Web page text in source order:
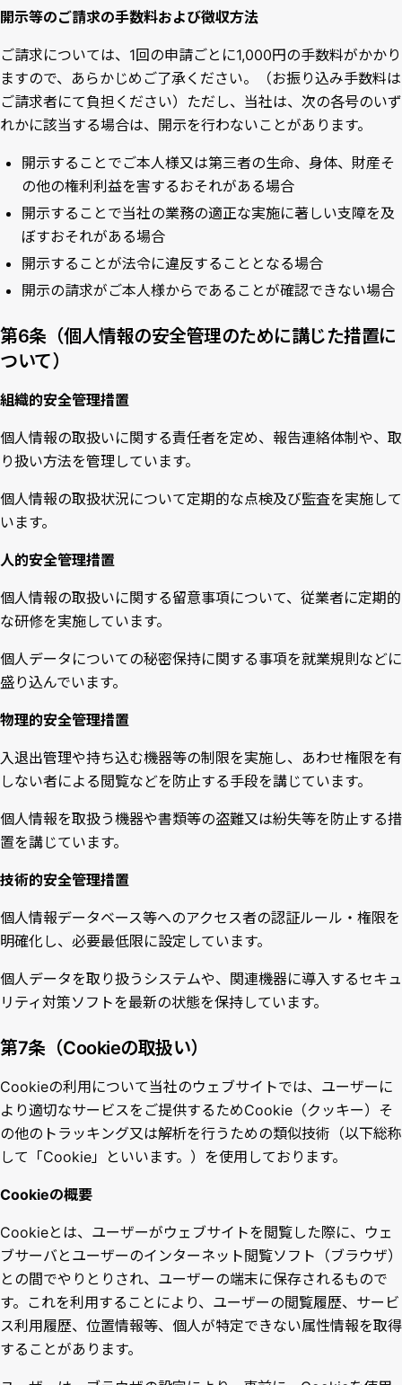
開示等のご請求の手数料および徴収方法
ご請求については、1回の申請ごとに1,000円の手数料がかかり
ますので、あらかじめご了承ください。（お振り込み手数料は
ご請求者にて負担ください）ただし、当社は、次の各号のいず
れかに該当する場合は、開示を行わないことがあります。
開示することでご本人様又は第三者の生命、身体、財産そ
の他の権利利益を害するおそれがある場合
開示することで当社の業務の適正な実施に著しい支障を及
ぼすおそれがある場合
開示することが法令に違反することとなる場合
開示の請求がご本人様からであることが確認できない場合
第6条（個人情報の安全管理のために講じた措置に
ついて）
組織的安全管理措置
個人情報の取扱いに関する責任者を定め、報告連絡体制や、取
り扱い方法を管理しています。
個人情報の取扱状況について定期的な点検及び監査を実施して
います。
人的安全管理措置
個人情報の取扱いに関する留意事項について、従業者に定期的
な研修を実施しています。
個人データについての秘密保持に関する事項を就業規則などに
盛り込んでいます。
物理的安全管理措置
入退出管理や持ち込む機器等の制限を実施し、あわせ権限を有
しない者による閲覧などを防止する手段を講じています。
個人情報を取扱う機器や書類等の盗難又は紛失等を防止する措
置を講じています。
技術的安全管理措置
個人情報データベース等へのアクセス者の認証ルール・権限を
明確化し、必要最低限に設定しています。
個人データを取り扱うシステムや、関連機器に導入するセキュ
リティ対策ソフトを最新の状態を保持しています。
第7条（Cookieの取扱い）
Cookieの利用について当社のウェブサイトでは、ユーザーに
より適切なサービスをご提供するためCookie（クッキー）そ
の他のトラッキング又は解析を行うための類似技術（以下総称
して「Cookie」といいます。）を使用しております。
Cookieの概要
Cookieとは、ユーザーがウェブサイトを閲覧した際に、ウェ
ブサーバとユーザーのインターネット閲覧ソフト（ブラウザ）
との間でやりとりされ、ユーザーの端末に保存されるもので
す。これを利用することにより、ユーザーの閲覧履歴、サービ
ス利用履歴、位置情報等、個人が特定できない属性情報を取得
することがあります。